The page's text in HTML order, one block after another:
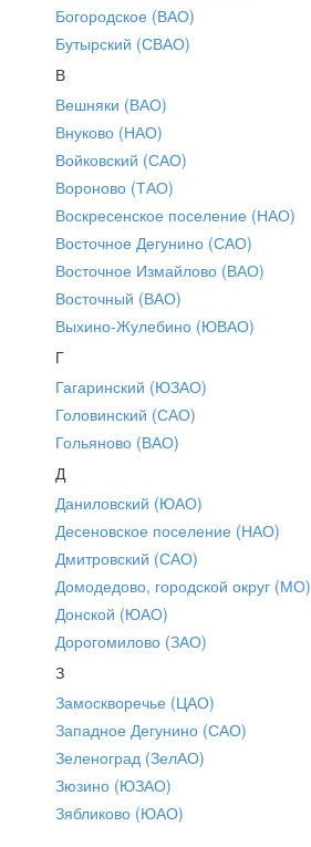
Богородское (ВАО)
Бутырский (СВАО)
В
Вешняки (ВАО)
Внуково (НАО)
Войковский (САО)
Вороново (ТАО)
Воскресенское поселение (НАО)
Восточное Дегунино (САО)
Восточное Измайлово (ВАО)
Восточный (ВАО)
Выхино-Жулебино (ЮВАО)
Г
Гагаринский (ЮЗАО)
Головинский (САО)
Гольяново (ВАО)
Д
Даниловский (ЮАО)
Десеновское поселение (НАО)
Дмитровский (САО)
Домодедово, городской округ (МО)
Донской (ЮАО)
Дорогомилово (ЗАО)
З
Замоскворечье (ЦАО)
Западное Дегунино (САО)
Зеленоград (ЗелАО)
Зюзино (ЮЗАО)
Зябликово (ЮАО)